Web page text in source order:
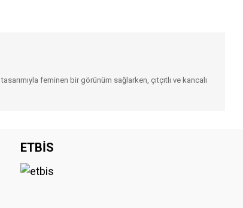
feminen bir görünüm sağlarken, çıtçıtlı ve kancalı
ETBİS